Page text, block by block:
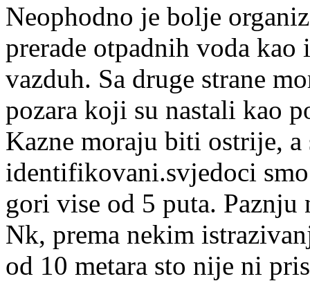
Neophodno je bolje
prerade otpadnih voda kao
vazduh. Sa druge strane
pozara koji su nastali kao
Kazne moraju biti ostrije,
identifikovani.svjedoci
gori vise od 5 puta.
Nk, prema nekim
od 10 metara sto nije ni